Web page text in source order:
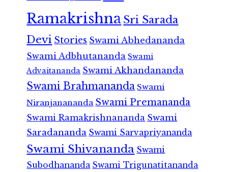
RamakrishnaSri Sarada
Devi Stories Swami Abhedananda
Swami Adbhutananda Swami
Advaitananda Swami Akhandananda
Swami Brahmananda Swami
Niranjanananda Swami Premananda
Swami Ramakrishnananda Swami
Saradananda Swami Sarvapriyananda
Swami Shivananda Swami
Subodhananda Swami Trigunatitananda